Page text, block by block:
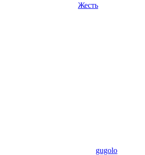
Жесть
gugolo